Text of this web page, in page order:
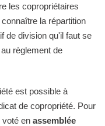
les copropriétaires
la répartition
de division qu'il faut se
règlement de
est possible à
de copropriété. Pour
voté en assemblée